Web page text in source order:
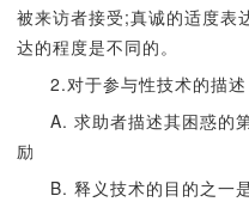
被来访者接受;真诚的适度表
达的程度是不同的。
2.对于参与性技术的描述
A. 求助者描述其困惑的
励
B. 释义技术的目的之一